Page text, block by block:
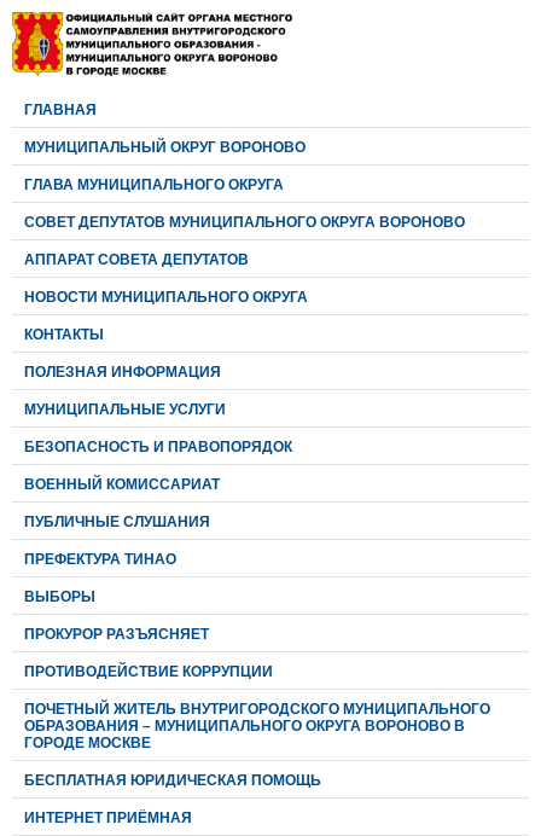
ГЛАВНАЯ
МУНИЦИПАЛЬНЫЙ ОКРУГ ВОРОНОВО
ГЛАВА МУНИЦИПАЛЬНОГО ОКРУГА
CОВЕТ ДЕПУТАТОВ МУНИЦИПАЛЬНОГО ОКРУГА ВОРОНОВО
АППАРАТ СОВЕТА ДЕПУТАТОВ
НОВОСТИ МУНИЦИПАЛЬНОГО ОКРУГА
КОНТАКТЫ
ПОЛЕЗНАЯ ИНФОРМАЦИЯ
МУНИЦИПАЛЬНЫЕ УСЛУГИ
БЕЗОПАСНОСТЬ И ПРАВОПОРЯДОК
ВОЕННЫЙ КОМИССАРИАТ
ПУБЛИЧНЫЕ СЛУШАНИЯ
ПРЕФЕКТУРА ТИНАО
ВЫБОРЫ
ПРОКУРОР РАЗЪЯСНЯЕТ
ПРОТИВОДЕЙСТВИЕ КОРРУПЦИИ
ПОЧЕТНЫЙ ЖИТЕЛЬ ВНУТРИГОРОДСКОГО МУНИЦИПАЛЬНОГО
ОБРАЗОВАНИЯ – МУНИЦИПАЛЬНОГО ОКРУГА ВОРОНОВО В
ГОРОДЕ МОСКВЕ
БЕСПЛАТНАЯ ЮРИДИЧЕСКАЯ ПОМОЩЬ
ИНТЕРНЕТ ПРИЁМНАЯ